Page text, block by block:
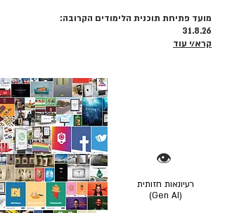
מועד פתיחת תוכנית הלימודים הקרובה:
31.8.26
קרא/י עוד
👁️
רעיונאות חזותית
(Gen AI)